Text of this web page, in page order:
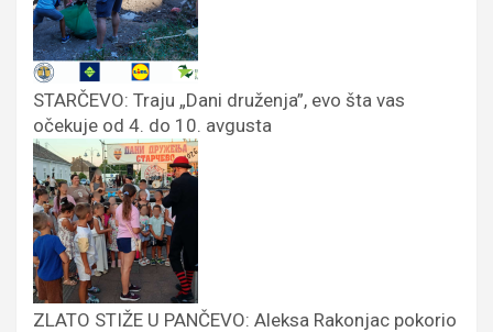
STARČEVO: Traju „Dani druženja”, evo šta vas
očekuje od 4. do 10. avgusta
ZLATO STIŽE U PANČEVO: Aleksa Rakonjac pokorio